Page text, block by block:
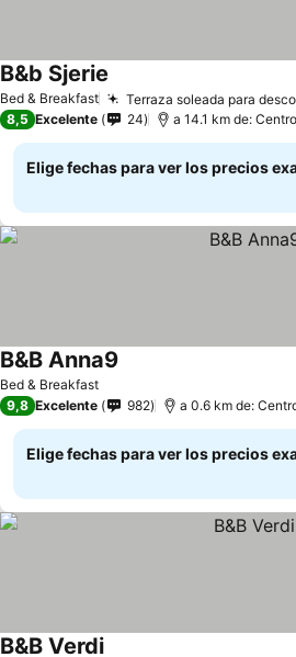
Bed & Breakfast Terraza soleada para
B&b Sjerie
8,5 Excelente 24 a 14.1 km de:
Elige fechas para ver los precios
Bed & Breakfast
B&B Anna9
9,8 Excelente 982 a 0.6 km de:
Elige fechas para ver los precios
B&B Verdi